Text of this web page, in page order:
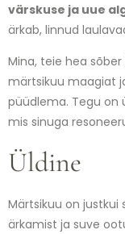
värskuse ja uue
ärkab, linnud
Mina, teie hea
märtsikuu maagiat
püüdlema. Tegu on
mis sinuga
Üldine
Märtsikuu on justkui
ärkamist ja suve